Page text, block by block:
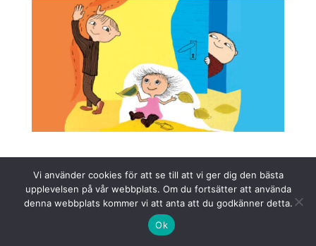
Kategorier
Vi använder cookies för att se till att vi ger dig den bästa
upplevelsen på vår webbplats. Om du fortsätter att använda
denna webbplats kommer vi att anta att du godkänner detta.
Ok